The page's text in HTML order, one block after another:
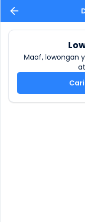
Maaf, lowongan